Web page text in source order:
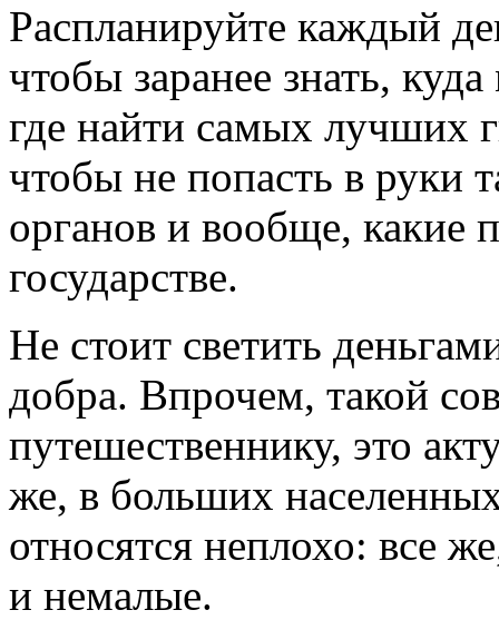
Распланируйте каждый
чтобы заранее знать,
где найти самых лучших
чтобы не попасть в руки
органов и вообще, какие
государстве.
Не стоит светить
добра. Впрочем, такой
путешественнику, это
же, в больших
относятся неплохо: все
и немалые.